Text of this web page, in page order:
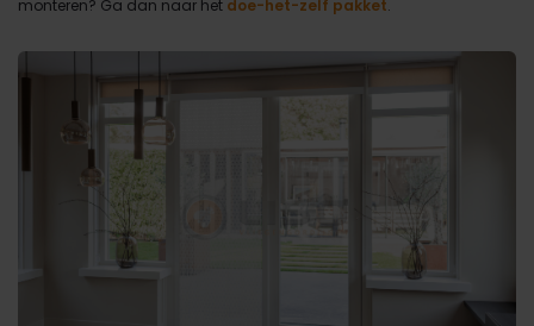
monteren? Ga dan naar het doe-het-zelf pakket.